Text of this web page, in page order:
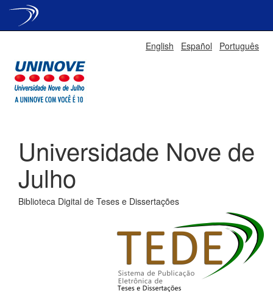
English Español Português
Universidade Nove de
Julho
Biblioteca Digital de Teses e Dissertações